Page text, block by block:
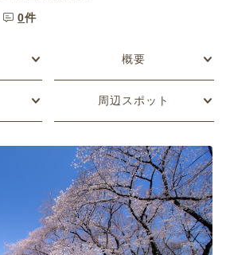
0件
概要
周辺スポット